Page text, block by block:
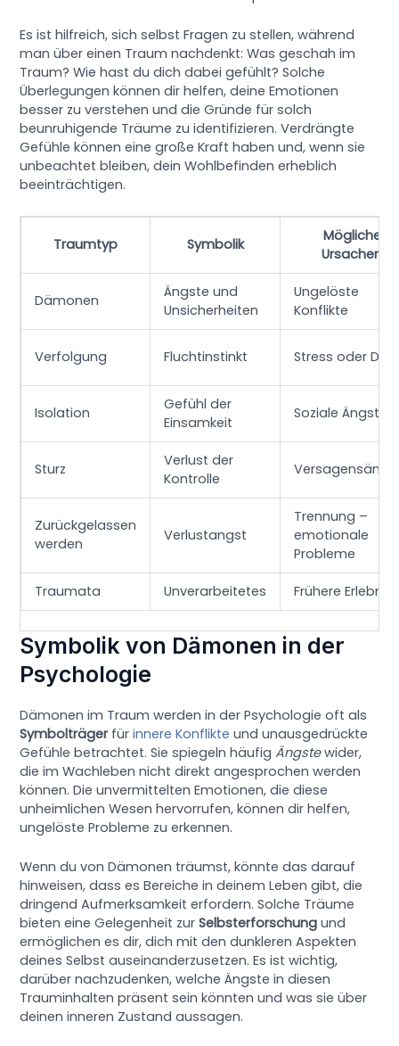
Es ist hilfreich, sich selbst Fragen zu stellen, während
man über einen Traum nachdenkt: Was geschah im
Traum? Wie hast du dich dabei gefühlt? Solche
Überlegungen können dir helfen, deine Emotionen
besser zu verstehen und die Gründe für solch
beunruhigende Träume zu identifizieren. Verdrängte
Gefühle können eine große Kraft haben und, wenn sie
unbeachtet bleiben, dein Wohlbefinden erheblich
beeinträchtigen.
Traumtyp Symbolik
Mögliche
Ursachen
Dämonen
Ängste und
Unsicherheiten
Ungelöste
Konflikte
Verfolgung Fluchtinstinkt Stress oder
Isolation
Gefühl der
Einsamkeit
Soziale Ängste
Sturz
Verlust der
Kontrolle
Zurückgelassen
werden
Verlustangst
Trennung –
emotionale
Probleme
Traumata Unverarbeitetes Frühere
Symbolik von Dämonen in der
Psychologie
Dämonen im Traum werden in der Psychologie oft als
Symbolträgerfürinnere Konflikte und unausgedrückte
Gefühle betrachtet. Sie spiegeln häufigÄngstewider,
die im Wachleben nicht direkt angesprochen werden
können. Die unvermittelten Emotionen, die diese
unheimlichen Wesen hervorrufen, können dir helfen,
ungelöste Probleme zu erkennen.
Wenn du von Dämonen träumst, könnte das darauf
hinweisen, dass es Bereiche in deinem Leben gibt, die
dringend Aufmerksamkeit erfordern. Solche Träume
bieten eine Gelegenheit zurSelbsterforschung und
ermöglichen es dir, dich mit den dunkleren Aspekten
deines Selbst auseinanderzusetzen. Es ist wichtig,
darüber nachzudenken, welche Ängste in diesen
Trauminhalten präsent sein könnten und was sie über
deinen inneren Zustand aussagen.